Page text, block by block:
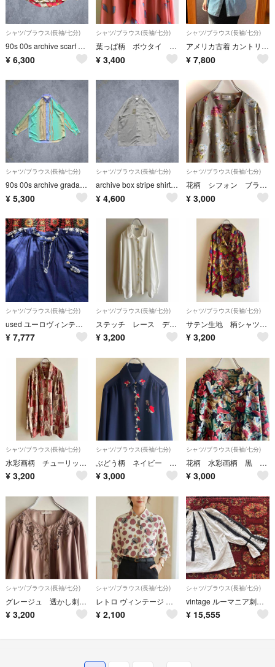
シャツ/ブラウス(長袖/七分)
90s 00s archive scarf shirt 総柄 Y2K
¥ 6,300
シャツ/ブラウス(長袖/七分)
葉っぱ柄 ボウタイ ブラウス ピンク シフォン ビンテージ ヴィンテージ
¥ 3,400
シャツ/ブラウス(長袖/七分)
アメリカ古着 カントリー刺繍デニムシャツ アメカジ ヴィンテージ 海外レトロ
¥ 7,800
シャツ/ブラウス(長袖/七分)
90s 00s archive gradation shirt 比翼 Y2K
¥ 5,300
シャツ/ブラウス(長袖/七分)
archive box stripe shirt polyester 総柄
¥ 4,600
シャツ/ブラウス(長袖/七分)
花柄 シフォン ブラウス デザインブラウス ビンテージ ヴィンテージ レトロ
¥ 3,000
シャツ/ブラウス(長袖/七分)
used ユーロヴィンテージ スモッグトップス 刺繍
¥ 7,777
シャツ/ブラウス(長袖/七分)
ステッチ レース デザインブラウス 白ブラウス ビンテージ ヴィンテージ レトロ
¥ 3,200
シャツ/ブラウス(長袖/七分)
サテン生地 柄シャツ 赤 アート柄 スカーフ柄 ビンテージ ヴィンテージ
¥ 3,200
シャツ/ブラウス(長袖/七分)
水彩画柄 チューリップ 柄シャツ グレー ピンク ビンテージ ヴィンテージ
¥ 3,200
シャツ/ブラウス(長袖/七分)
ぶどう柄 ネイビー シフォン ブラウス 植物柄 ビンテージ ヴィンテージ レトロ
¥ 3,000
シャツ/ブラウス(長袖/七分)
花柄 水彩画柄 黒 ブラウス レトロ デザインブラウス ヴィンテージ ビンテージ
¥ 3,000
シャツ/ブラウス(長袖/七分)
グレージュ 透かし刺繍 ブラウス ドルマンスリーブ ビンテージ ヴィンテージ
¥ 3,200
シャツ/ブラウス(長袖/七分)
レトロ ヴィンテージ 個性的 ブラウス シャツ ◆ 日本製
¥ 2,100
シャツ/ブラウス(長袖/七分)
vintage ルーマニア刺繍 ブラウス
¥ 15,555